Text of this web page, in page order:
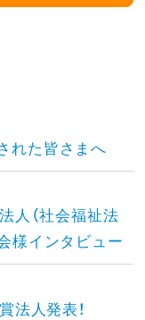
れた皆さまへ
人（社会福祉法
様インタビュー
人発表！